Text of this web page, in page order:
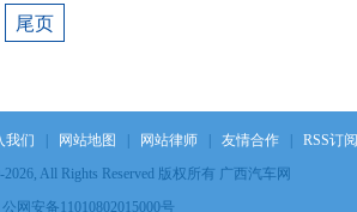
尾页
我们 网站地图 网站律师 友情合作 RSS订阅
All Rights Reserved 版权所有 广西汽车网
公网安备11010802015000号